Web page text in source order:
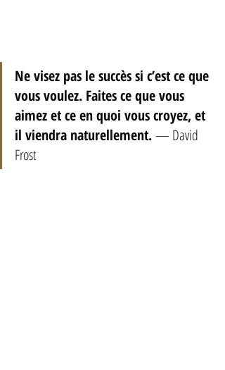
Ne visez pas le succès si c’est ce que
vous voulez. Faites ce que vous
aimez et ce en quoi vous croyez, et
il viendra naturellement. — David
Frost